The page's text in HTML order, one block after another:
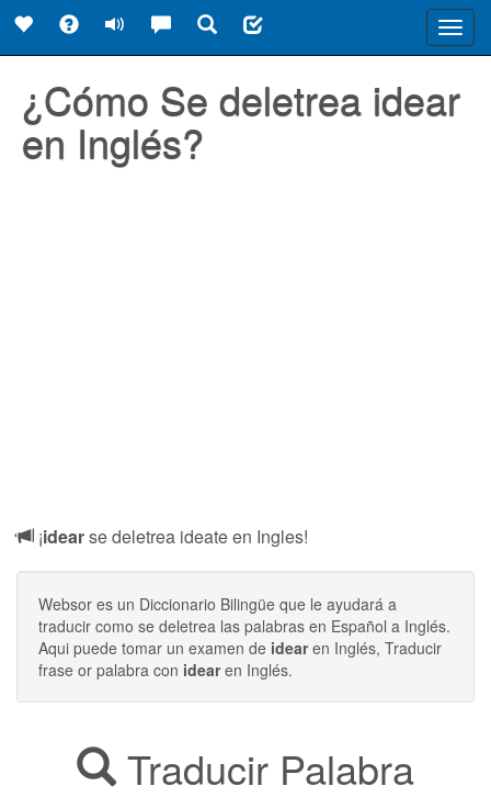
¿Cómo Se deletrea idear
en Inglés?
¡idearse deletrea ideate en Ingles!
Websor es un Diccionario Bilingüe que le ayudará a
traducir como se deletrea las palabras en Español a Inglés.
Aqui puede tomar un examen de idearen Inglés, Traducir
frase or palabra con idearen Inglés.
Traducir Palabra